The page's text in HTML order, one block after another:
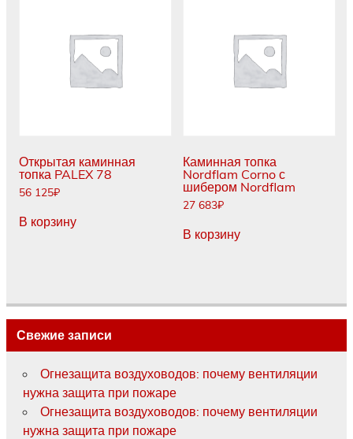
Открытая каминная
топка PALEX 78
56 125₽
В корзину
Каминная топка
Nordflam Corno с
шибером Nordflam
27 683₽
В корзину
Свежие записи
Огнезащита воздуховодов: почему вентиляции
нужна защита при пожаре
Огнезащита воздуховодов: почему вентиляции
нужна защита при пожаре